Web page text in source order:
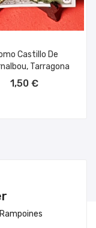
Castillo De
Tarragona
1,50 €